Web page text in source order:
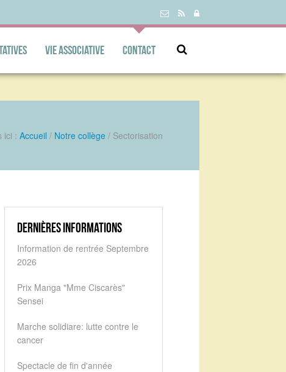
Vie associative Contact
ici : Accueil / Notre collège / Sectorisation
Dernières informations
Information de rentrée Septembre
2026
Prix Manga "Mme Ciscarès"
Sensei
Marche solidiare: lutte contre le
cancer
Spectacle de fin d'année